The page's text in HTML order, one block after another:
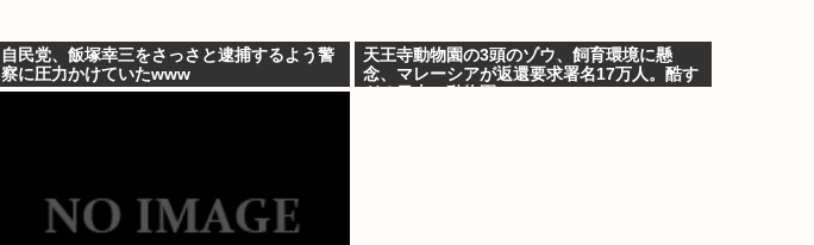
自民党、飯塚幸三をさっさと逮捕するよう警
察に圧力かけていたwww
天王寺動物園の3頭のゾウ、飼育環境に懸
念、マレーシアが返還要求署名17万人。酷す